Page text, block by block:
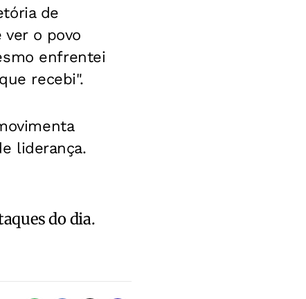
de
ver o povo
enfrentei
recebi".
liderança.
do dia.